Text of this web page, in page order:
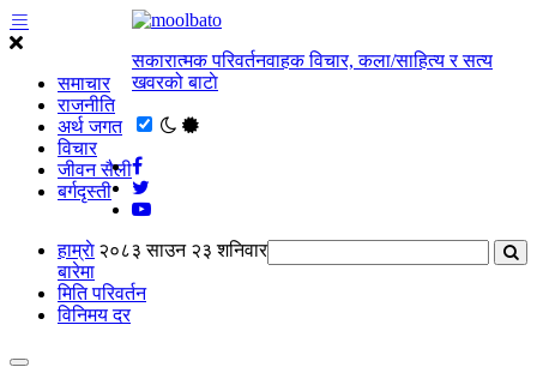
समाचार
राजनीति
अर्थ जगत
विचार
जीवन सैली
बर्गदृस्ती
सकारात्मक परिवर्तनवाहक विचार, कला/साहित्य र सत्य
खवरको बाटाे
२०८३ साउन २३ शनिवार
हाम्राे
बारेमा
मिति परिवर्तन
विनिमय दर